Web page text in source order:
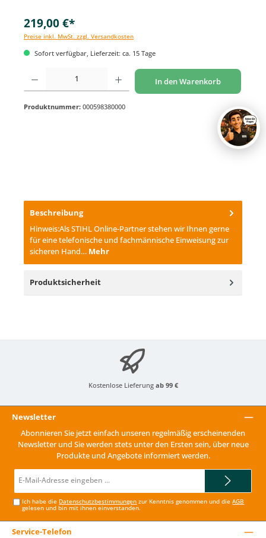
219,00 €*
Preise inkl. MwSt. zzgl. Versandkosten
Sofort verfügbar, Lieferzeit: ca. 15 Tage
Produkt Anzahl: Gib den gewünschten Wert ein oder benutze die Schaltflächen um
In den Warenkorb
Produktnummer: 000598380000
Beschreibung
Hinweis:Als STIHL Online-Partner stehen wir Ihnen gerne
für eine telefonische und fachmännische Einweisung zur
sicheren Hand… Mehr
Produktsicherheit
Kostenlose Lieferung ab 99 €
Newsletter
Abonnieren Sie jetzt einfach unseren regelmäßig erscheinenden
Newsletter und Sie werden stets unter den Ersten sein, über neue
Produkte und Angebote informiert werden.
Mail-
Ich habe die Datenschutzbestimmungen zur Kenntnis genommen und dieAGB
gelesen und bin mit ihnen einverstanden.
Service-Telefon